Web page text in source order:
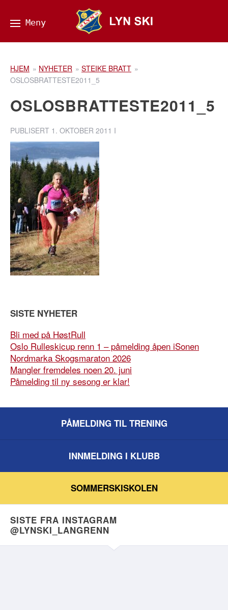
HJEM » NYHETER » STEIKE BRATT »
OSLOSBRATTESTE2011_5
OSLOSBRATTESTE2011_5
PUBLISERT 1. OKTOBER 2011 I
SISTE NYHETER
Bli med på HøstRull
Oslo Rulleskicup renn 1 – påmelding åpen iSonen
Nordmarka Skogsmaraton 2026
Mangler fremdeles noen 20. juni
Påmelding til ny sesong er klar!
PÅMELDING TIL TRENING
INNMELDING I KLUBB
SOMMERSKISKOLEN
SISTE FRA INSTAGRAM
@LYNSKI_LANGRENN